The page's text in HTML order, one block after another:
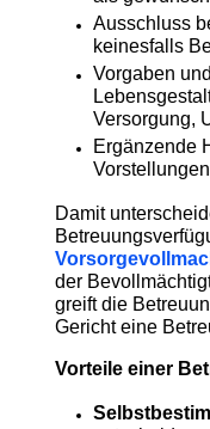
Ausschluss
keinesfalls
Vorgaben
Versorgung,
Ergänzende
Damit
der
greift die
Gericht eine
Vorteile einer